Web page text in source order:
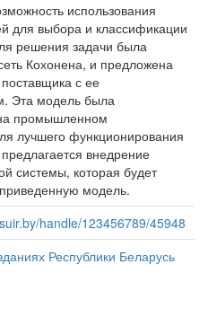
использования
для выбора и классификации
решения задачи была
Кохонена, и предложена
с ее
Эта модель была
промышленном
лучшего функционирования
внедрение
системы, которая будет
модель.
handle/123456789/45948
Республики Беларусь